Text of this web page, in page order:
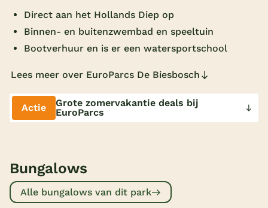
Indoor speeltuin
Alle populaire faciliteiten
Bestemmingen
Limburg
Direct aan het Hollands Diep op
Binnen- en buitenzwembad en speeltuin
Bootverhuur en is er een watersportschool
Lees meer over EuroParcs De Biesbosch
Actie
Grote zomervakantie deals bij
EuroParcs
Bungalows
Alle bungalows van dit park